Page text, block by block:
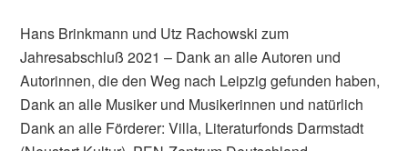
Hans Brinkmann und Utz Rachowski zum
Jahresabschluß 2021 – Dank an alle Autoren und
Autorinnen, die den Weg nach Leipzig gefunden haben,
Dank an alle Musiker und Musikerinnen und natürlich
Dank an alle Förderer: Villa, Literaturfonds Darmstadt